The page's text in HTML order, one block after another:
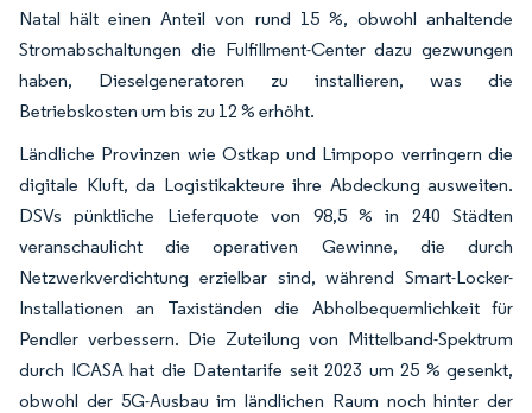
Natal hält einen Anteil von rund 15 %, obwohl anhaltende
Stromabschaltungen die Fulfillment-Center dazu gezwungen
haben, Dieselgeneratoren zu installieren, was die
Betriebskosten um bis zu 12 % erhöht.
Ländliche Provinzen wie Ostkap und Limpopo verringern die
digitale Kluft, da Logistikakteure ihre Abdeckung ausweiten.
DSVs pünktliche Lieferquote von 98,5 % in 240 Städten
veranschaulicht die operativen Gewinne, die durch
Netzwerkverdichtung erzielbar sind, während Smart-Locker-
Installationen an Taxiständen die Abholbequemlichkeit für
Pendler verbessern. Die Zuteilung von Mittelband-Spektrum
durch ICASA hat die Datentarife seit 2023 um 25 % gesenkt,
obwohl der 5G-Ausbau im ländlichen Raum noch hinter der